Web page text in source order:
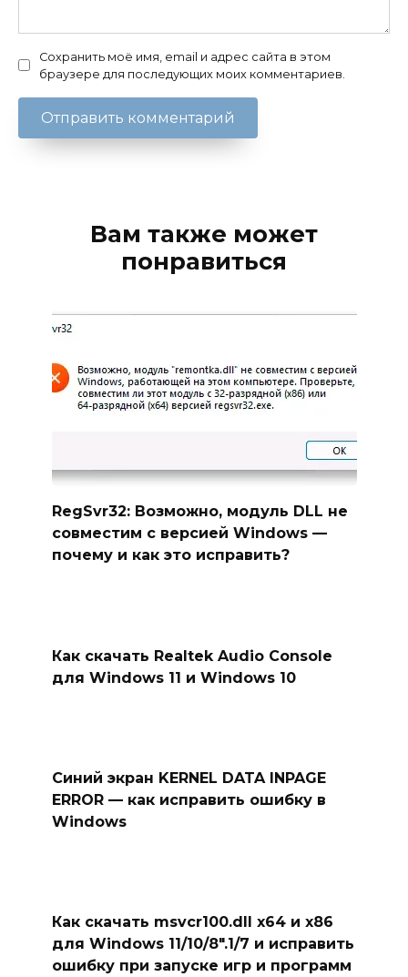
Сохранить моё имя, email и адрес сайта в этом
браузере для последующих моих комментариев.
Вам также может
понравиться
RegSvr32: Возможно, модуль DLL не
совместим с версией Windows —
почему и как это исправить?
Как скачать Realtek Audio Console
для Windows 11 и Windows 10
Синий экран KERNEL DATA INPAGE
ERROR — как исправить ошибку в
Windows
Как скачать msvcr100.dll x64 и x86
для Windows 11/10/8″.1/7 и исправить
ошибку при запуске игр и программ